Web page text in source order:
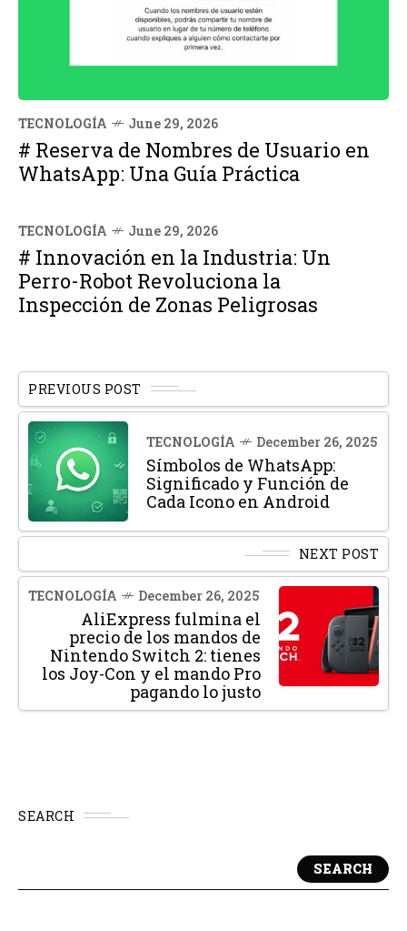
TECNOLOGÍA June 29, 2026
# Reserva de Nombres de Usuario en
WhatsApp: Una Guía Práctica
TECNOLOGÍA June 29, 2026
# Innovación en la Industria: Un
Perro-Robot Revoluciona la
Inspección de Zonas Peligrosas
PREVIOUS POST
TECNOLOGÍA December 26, 2025
Símbolos de WhatsApp:
Significado y Función de
Cada Icono en Android
NEXT POST
TECNOLOGÍA December 26, 2025
AliExpress fulmina el
precio de los mandos de
Nintendo Switch 2: tienes
los Joy-Con y el mando Pro
pagando lo justo
SEARCH
SEARCH